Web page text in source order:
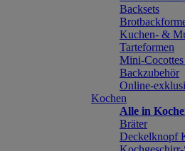
Backsets
Kuchen- &
Tarteformen
Mini-
Backzubehör
Online-
Kochen
Alle in
Bräter
Deckelknopf